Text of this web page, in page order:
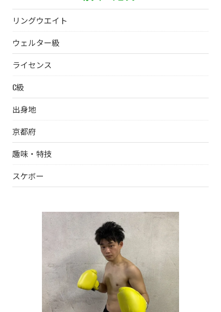
リングウエイト
ウェルター級
ライセンス
C級
出身地
京都府
趣味・特技
スケボー